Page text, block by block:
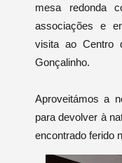
mesa redonda
associações e
visita ao Centro
Gonçalinho.
Aproveitámos a
para devolver à
encontrado ferido